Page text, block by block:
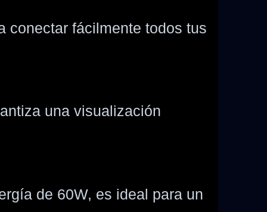
conectar fácilmente todos tus
una visualización
de 60W, es ideal para un